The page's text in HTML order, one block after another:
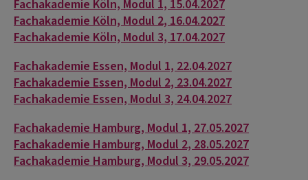
Fachakademie Köln, Modul 1, 15.04.2027
Fachakademie Köln, Modul 2, 16.04.2027
Fachakademie Köln, Modul 3, 17.04.2027
Fachakademie Essen, Modul 1, 22.04.2027
Fachakademie Essen, Modul 2, 23.04.2027
Fachakademie Essen, Modul 3, 24.04.2027
Fachakademie Hamburg, Modul 1, 27.05.2027
Fachakademie Hamburg, Modul 2, 28.05.2027
Fachakademie Hamburg, Modul 3, 29.05.2027